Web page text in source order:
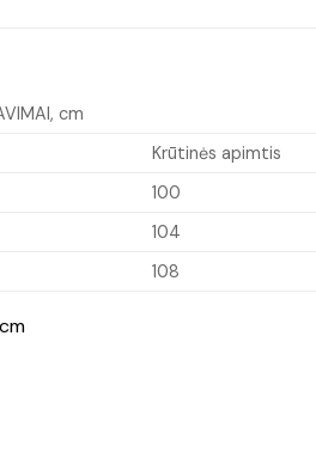
cm
Krūtinės apimtis
100
104
108